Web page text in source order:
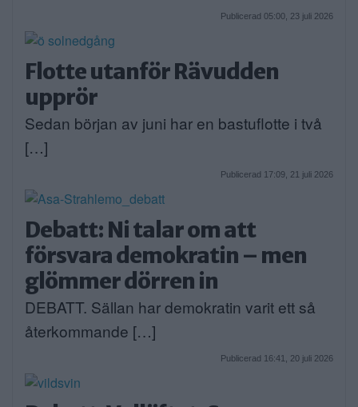
Publicerad 05:00, 23 juli 2026
Flotte utanför Rävudden
upprör
Sedan början av juni har en bastuflotte i två
[…]
Publicerad 17:09, 21 juli 2026
Debatt: Ni talar om att
försvara demokratin – men
glömmer dörren in
DEBATT. Sällan har demokratin varit ett så
återkommande […]
Publicerad 16:41, 20 juli 2026